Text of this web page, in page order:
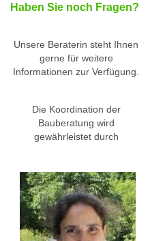
Haben Sie noch Fragen?
Unsere Beraterin steht Ihnen
gerne für weitere
Informationen zur Verfügung.
Die Koordination der
Bauberatung wird
gewährleistet durch